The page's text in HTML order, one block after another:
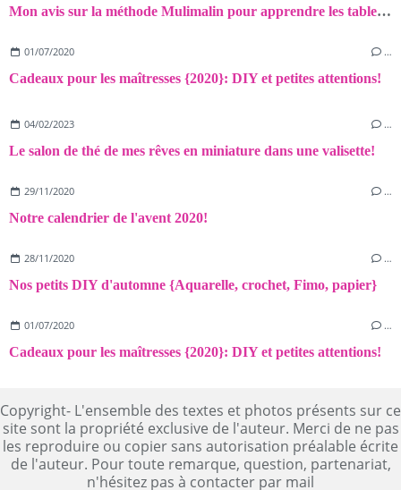
Mon avis sur la méthode Mulimalin pour apprendre les tables de multiplication
01/07/2020 …
Cadeaux pour les maîtresses {2020}: DIY et petites attentions!
04/02/2023 …
Le salon de thé de mes rêves en miniature dans une valisette!
29/11/2020 …
Notre calendrier de l'avent 2020!
28/11/2020 …
Nos petits DIY d'automne {Aquarelle, crochet, Fimo, papier}
01/07/2020 …
Cadeaux pour les maîtresses {2020}: DIY et petites attentions!
Copyright- L'ensemble des textes et photos présents sur ce
site sont la propriété exclusive de l'auteur. Merci de ne pas
les reproduire ou copier sans autorisation préalable écrite
de l'auteur. Pour toute remarque, question, partenariat,
n'hésitez pas à contacter par mail